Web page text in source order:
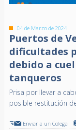
04 de Marzo de 2024
Puertos de
dificultades
debido a
tanqueros
Prisa por llevar a
posible restitución
Enviar a un Colega